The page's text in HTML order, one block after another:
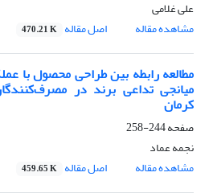
علی غلامی
مشاهده مقاله
اصل مقاله 470.21 K
مطالعه رابطه بین طراحی محصول با
میانجی تداعی برند در
کرمان
صفحه244-258
نجمه عماد
مشاهده مقاله
اصل مقاله 459.65 K